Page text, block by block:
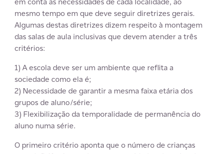
mesmo tempo em que deve seguir diretrizes gerais.
Algumas destas diretrizes dizem respeito à montagem
das salas de aula inclusivas que devem atender a três
critérios:
1) A escola deve ser um ambiente que reflita a
sociedade como ela é;
2) Necessidade de garantir a mesma faixa etária dos
grupos de aluno/série;
3) Flexibilização da temporalidade de permanência do
aluno numa série.
O primeiro critério aponta que o número de crianças